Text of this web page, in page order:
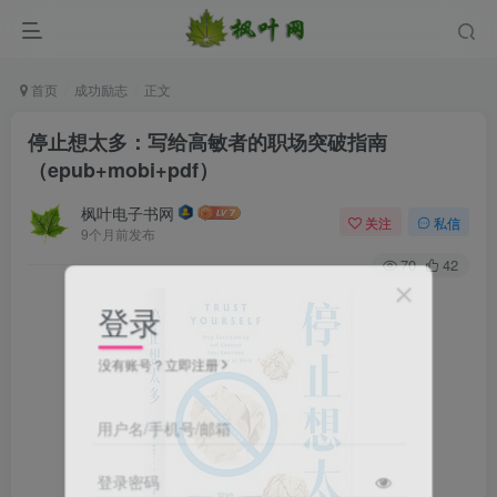
首页 成功励志 正文
停止想太多：写给高敏者的职场突破指南
（epub+mobi+pdf）
枫叶电子书网
9个月前发布
关注 私信
70 42
登录
没有账号？立即注册
用户名/手机号/邮箱
登录密码